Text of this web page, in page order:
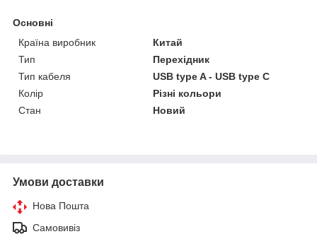
Основні
Країна виробник
Китай
Тип
Перехідник
Тип кабеля
USB type A - USB type C
Колір
Різні кольори
Стан
Новий
Умови доставки
Нова Пошта
Самовивіз